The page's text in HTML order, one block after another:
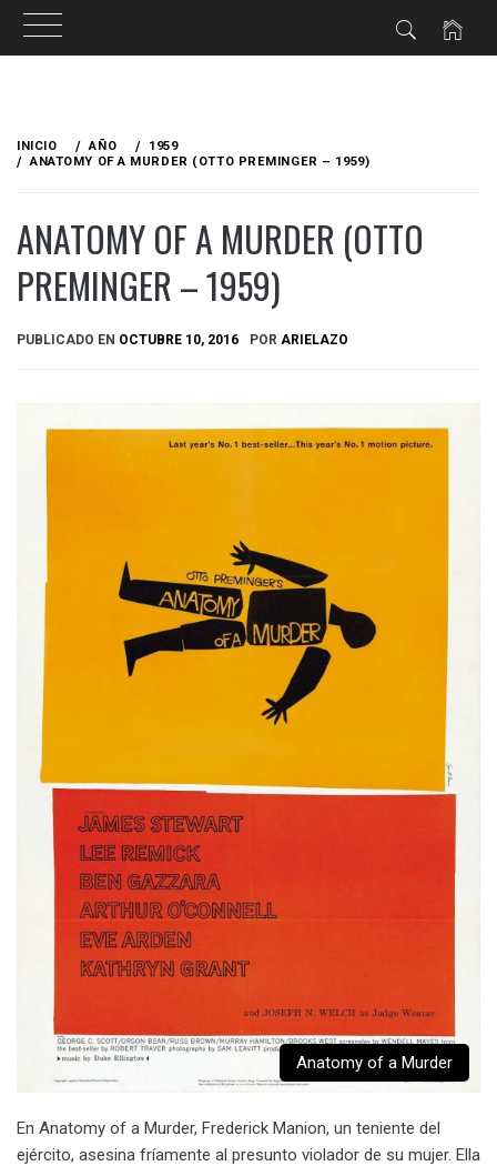
contenido
INICIO AÑO
1959
ANATOMY OF A MURDER (OTTO PREMINGER – 1959)
ANATOMY OF A MURDER (OTTO
PREMINGER – 1959)
PUBLICADO EN OCTUBRE 10, 2016 POR ARIELAZO
Anatomy of a Murder
En Anatomy of a Murder, Frederick Manion, un teniente del
ejército, asesina fríamente al presunto violador de su mujer. Ella